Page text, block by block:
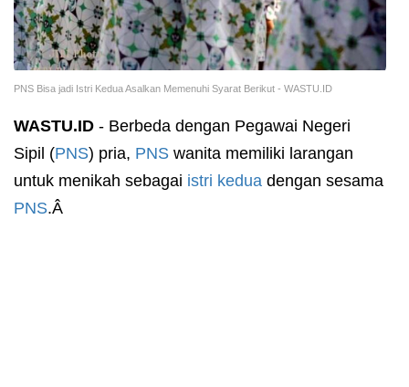
PNS Bisa jadi Istri Kedua Asalkan Memenuhi Syarat Berikut - WASTU.ID
WASTU.ID - Berbeda dengan Pegawai Negeri
Sipil (PNS) pria, PNS wanita memiliki larangan
untuk menikah sebagai istri kedua dengan sesama
PNS.Â